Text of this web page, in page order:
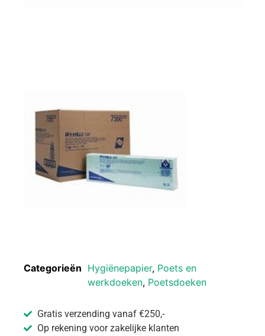
Categorieën Hygiënepapier, Poets en
werkdoeken, Poetsdoeken
Gratis verzending vanaf €250,-
Op rekening voor zakelijke klanten